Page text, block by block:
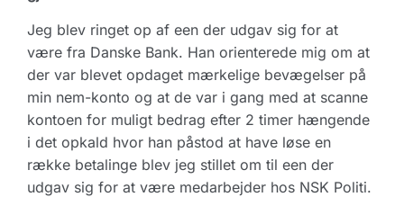
Jeg blev ringet op af een der udgav sig for at
være fra Danske Bank. Han orienterede mig om at
der var blevet opdaget mærkelige bevægelser på
min nem-konto og at de var i gang med at scanne
kontoen for muligt bedrag efter 2 timer hængende
i det opkald hvor han påstod at have løse en
række betalinge blev jeg stillet om til een der
udgav sig for at være medarbejder hos NSK Politi.